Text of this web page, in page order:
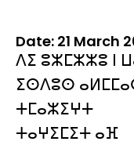
Date: 21 March
ⴷⵉ ⵓⵣⵎⵣⵣⵓ ⵏ
ⵉⵙⴷⵓⵙ
ⵜⵎⴰⵣⵉⵖⵜ
ⵜⴰⵖⵉⵎⵉⵜ ⴰⴼ